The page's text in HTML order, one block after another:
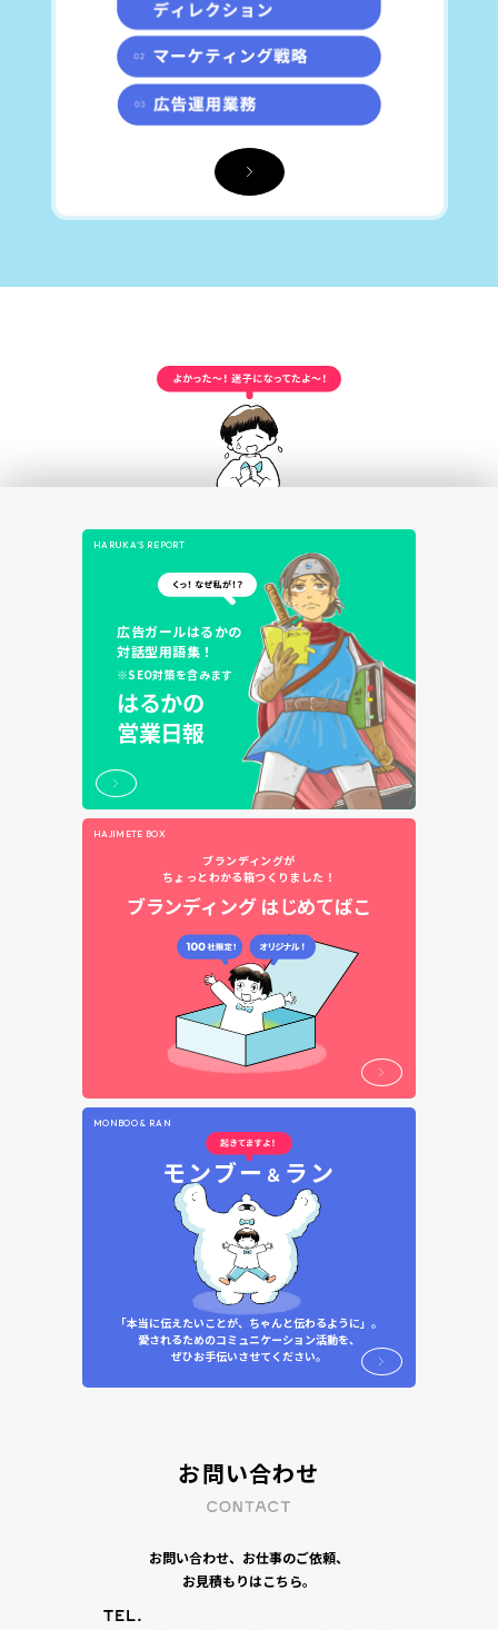
HARUKA’S REPORT
広告ガールはるかの
対話型用語集！
※SEO対策を含みます
はるかの
営業日報
HAJIMETE BOX
ブランディングが
ちょっとわかる箱つくりました！
ブランディング はじめてばこ
MONBOO & RAN
モンブー ＆ ラン
「本当に伝えたいことが、ちゃんと伝わるように」。
愛されるためのコミュニケーション活動を、
ぜひお手伝いさせてください。
お問い合わせ
お問い合わせ、お仕事のご依頼、
お見積もりはこちら。